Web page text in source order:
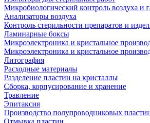
Микробиологический контроль воздуха и
Анализаторы воздуха
Контроль стерильности препаратов и
Ламинарные боксы
Микроэлектроника и кристальное
Микроэлектроника и кристальное
Литография
Расходные материалы
Разделение пластин на кристаллы
Сборка, корпусирование и хранение
Травление
Эпитаксия
Производство полупроводниковых
Отмывка пластин